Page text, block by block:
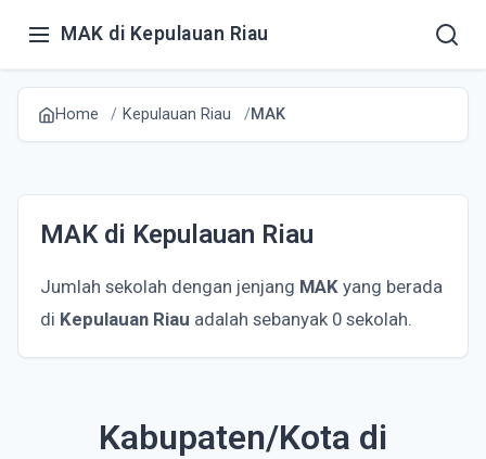
MAK di Kepulauan Riau
Home Kepulauan Riau MAK
MAK di Kepulauan Riau
Jumlah sekolah dengan jenjang MAK yang berada
di Kepulauan Riau adalah sebanyak 0 sekolah.
Kabupaten/Kota di